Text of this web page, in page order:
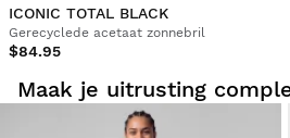
Marco Di Marzio
Uitstekende prijs/
1 persoon vond(en) deze review nuttig.
ICONIC TOTAL BLACK
Gerecyclede acetaat zonnebril
$84.95
Maak je uitrusting